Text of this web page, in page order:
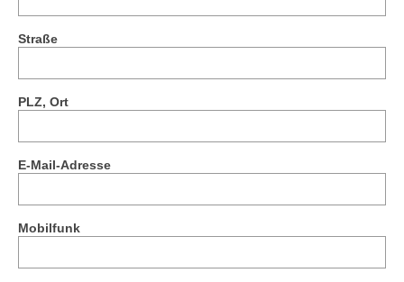
Straße
PLZ, Ort
E-Mail-Adresse
Mobilfunk